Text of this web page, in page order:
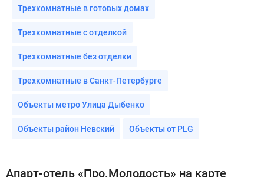
Трехкомнатные в готовых домах
Трехкомнатные с отделкой
Трехкомнатные без отделки
Трехкомнатные в Санкт-Петербурге
Объекты метро Улица Дыбенко
Объекты район Невский Объекты от PLG
Апарт-отель «Про.Молодость» на карте